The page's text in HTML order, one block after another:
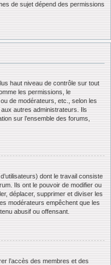
de sujet dépend des permissions
haut niveau de contrôle sur tout
les permissions, le
de modérateurs, etc., selon les
autres administrateurs. Ils
sur l’ensemble des forums,
dont le travail consiste
Ils ont le pouvoir de modifier ou
déplacer, supprimer et diviser les
modérateurs empêchent que les
abusif ou offensant.
l’accès des membres et des